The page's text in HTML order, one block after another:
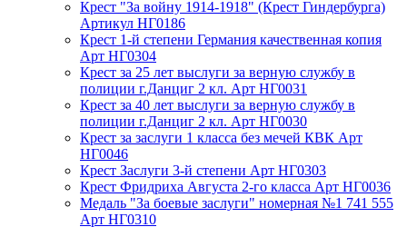
Крест "За войну 1914-1918" (Крест Гиндербурга)
Артикул НГ0186
Крест 1-й степени Германия качественная копия
Арт НГ0304
Крест за 25 лет выслуги за верную службу в
полиции г.Данциг 2 кл. Арт НГ0031
Крест за 40 лет выслуги за верную службу в
полиции г.Данциг 2 кл. Арт НГ0030
Крест за заслуги 1 класса без мечей КВК Арт
НГ0046
Крест Заслуги 3-й степени Арт НГ0303
Крест Фридриха Августа 2-го класса Арт НГ0036
Медаль "За боевые заслуги" номерная №1 741 555
Арт НГ0310